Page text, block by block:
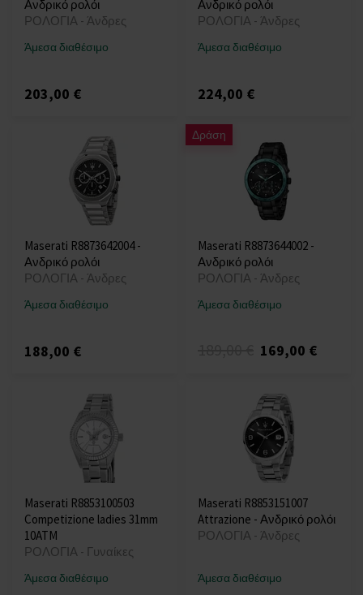
Ανδρικό ρολόι
ΡΟΛΟΓΙΑ - Άνδρες
Άμεσα διαθέσιμο
203,00 €
Ανδρικό ρολόι
ΡΟΛΟΓΙΑ - Άνδρες
Άμεσα διαθέσιμο
224,00 €
Maserati R8873642004 -
Ανδρικό ρολόι
ΡΟΛΟΓΙΑ - Άνδρες
Άμεσα διαθέσιμο
188,00 €
Δράση
Maserati R8873644002 -
Ανδρικό ρολόι
ΡΟΛΟΓΙΑ - Άνδρες
Άμεσα διαθέσιμο
169,00 €
Maserati R8853100503
Competizione ladies 31mm
10ATM
ΡΟΛΟΓΙΑ - Γυναίκες
Άμεσα διαθέσιμο
Maserati R8853151007
Attrazione - Ανδρικό ρολόι
ΡΟΛΟΓΙΑ - Άνδρες
Άμεσα διαθέσιμο